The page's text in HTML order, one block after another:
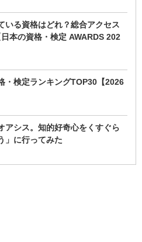
いる資格はどれ？総合アクセス
本の資格・検定 AWARDS 202
・検定ランキングTOP30【2026
アシス。知的好奇心をくすぐら
」に行ってみた